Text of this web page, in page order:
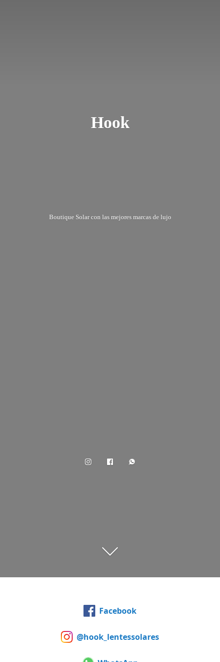
Hook
Boutique Solar con las mejores marcas de lujo
Facebook
@hook_lentessolares